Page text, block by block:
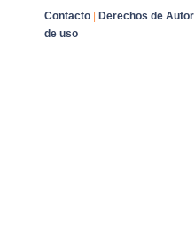
Contacto Derechos de Autor
de uso